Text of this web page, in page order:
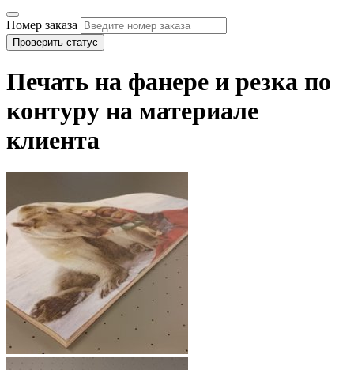
Номер заказа
Проверить статус
Печать на фанере и резка по
контуру на материале
клиента